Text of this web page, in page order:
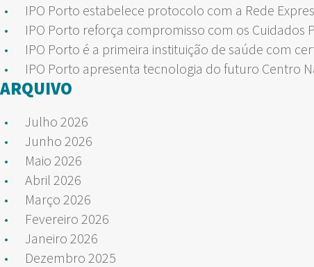
IPO Porto estabelece protocolo com a Rede
IPO Porto reforça compromisso com os Cuidados
IPO Porto é a primeira instituição de saúde com
IPO Porto apresenta tecnologia do futuro Centro
ARQUIVO
Julho 2026
Junho 2026
Maio 2026
Abril 2026
Março 2026
Fevereiro 2026
Janeiro 2026
Dezembro 2025